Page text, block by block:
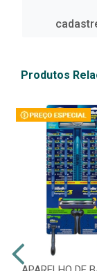
Produtos